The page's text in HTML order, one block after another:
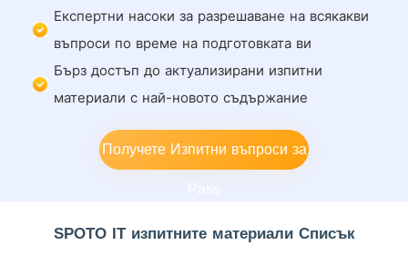
Експертни насоки за разрешаване на всякакви
въпроси по време на подготовката ви
Бърз достъп до актуализирани изпитни
материали с най-новото съдържание
Получете Изпитни въпроси за
SPOTO IT изпитните материали Списък